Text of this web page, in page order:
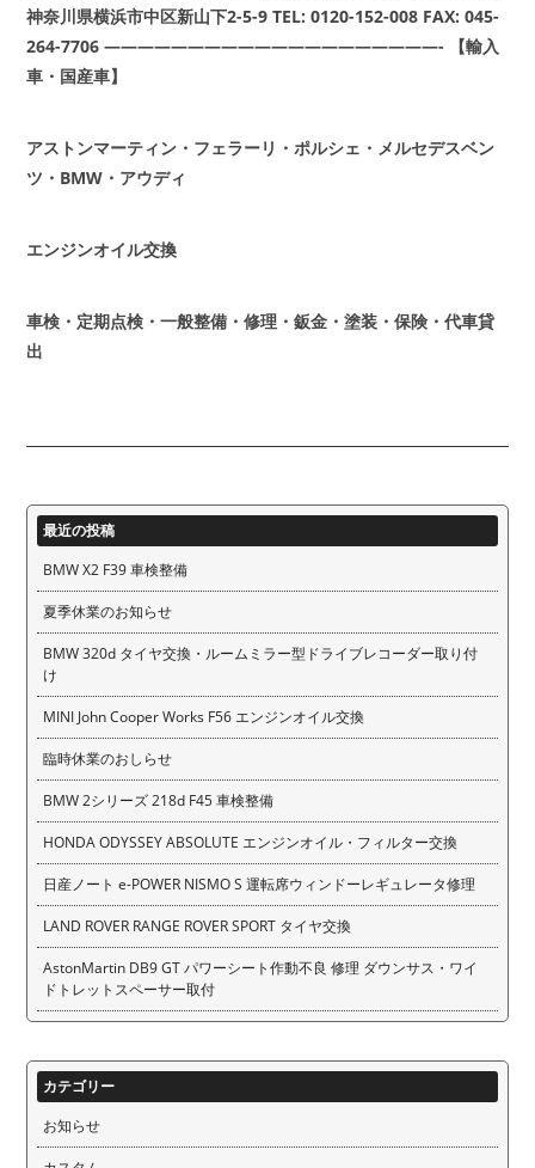
神奈川県横浜市中区新山下2-5-9 TEL: 0120-152-008 FAX: 045-
264-7706 ————————————————————-
【輸入
車・国産車】
アストンマーティン・フェラーリ・ポルシェ・メルセデスベン
ツ・BMW・アウディ
エンジンオイル交換
車検・定期点検・一般整備・修理・鈑金・塗装・保険・代車貸
出
最近の投稿
BMW X2 F39 車検整備
夏季休業のお知らせ
BMW 320d タイヤ交換・ルームミラー型ドライブレコーダー取り付
け
MINI John Cooper Works F56 エンジンオイル交換
臨時休業のおしらせ
BMW 2シリーズ 218d F45 車検整備
HONDA ODYSSEY ABSOLUTE エンジンオイル・フィルター交換
日産ノート e-POWER NISMO S 運転席ウィンドーレギュレータ修理
LAND ROVER RANGE ROVER SPORT タイヤ交換
AstonMartin DB9 GT パワーシート作動不良 修理 ダウンサス・ワイ
ドトレットスペーサー取付
カテゴリー
お知らせ